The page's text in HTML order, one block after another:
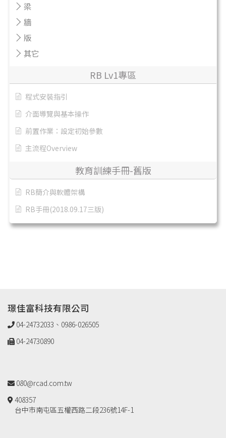
梁
牆
版
其它
RB Lv1專區
程式安裝指引
介面導覽與基本操作
前置作業：設定初始參數
主流程Overview
教育訓練手冊-舊版
RB簡介與軟體架構
RB手冊(2018.09.17三版)
璟佳富科技有限公司
04-24732033、0986-026505
04-24730890
080@rcad.com.tw
408357
台中市南屯區五權西路二段236號14F-1